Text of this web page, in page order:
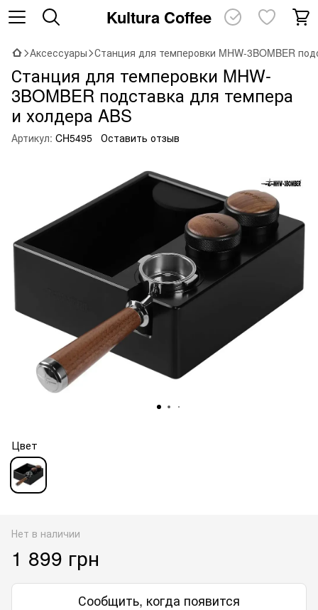
Kultura Coffee
Аксессуары Станция для темперовки MHW-3BOMBER
Станция для темперовки MHW-
3BOMBER подставка для темпера
и холдера ABS
Артикул: CH5495 Оставить отзыв
Цвет
Нет в наличии
1 899 грн
Сообщить, когда появится